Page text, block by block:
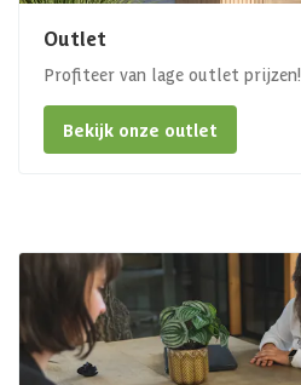
Outlet
Profiteer van lage outlet prijzen!
Bekijk onze outlet